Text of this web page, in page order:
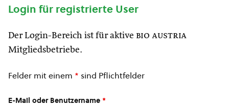
Login für registrierte User
Der Login-Bereich ist für aktive bio austria
Mitgliedsbetriebe.
Felder mit einem * sind Pflichtfelder
E-Mail oder Benutzername *